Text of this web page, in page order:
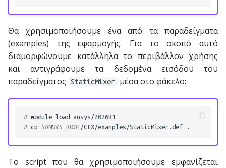
PySCENIC
Quast
RAxML
RAxML-NG
SPAdes
Θα χρησιμοποιήσουμε ένα από τα παραδείγματα
(examples) της εφαρμογής. Για το σκοπό αυτό
διαμορφώνουμε κατάλληλα το περιβάλλον χρήσης
και αντιγράφουμε τα δεδομένα εισόδου του
παραδείγματος StaticMixer μέσα στο φάκελο:
# module load
# cp $ANSYS_ROOT/CFX/examples/StaticMixer.def
Το script που θα χρησιμοποιήσουμε εμφανίζεται